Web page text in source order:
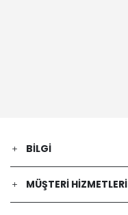
BILGI
MÜŞTERI HIZMETLERI